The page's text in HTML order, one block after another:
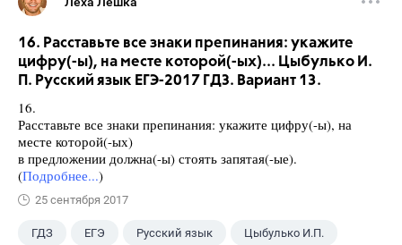
16. Расставьте все знаки препинания: укажите
цифру(-ы), на месте которой(-ых)... Цыбулько И.
П. Русский язык ЕГЭ-2017 ГДЗ. Вариант 13.
16.
Расставьте все знаки препинания: укажите цифру(-ы), на
месте которой(-ых)
в предложении должна(-ы) стоять запятая(-ые).
(Подробнее...)
25 сентября 2017
ГДЗ ЕГЭ Русский язык Цыбулько И.П.